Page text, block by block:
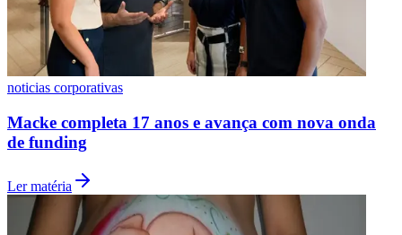
São Paulo
noticias corporativas
Macke completa 17 anos e avança com nova onda
de funding
Ler matéria